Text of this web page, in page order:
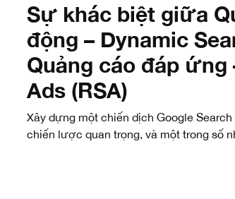
Sự khác biệt giữa
động – Dynamic
Quảng cáo đáp ứng
Ads (RSA)
Xây dựng một chiến dịch Google
chiến lược quan trọng, và một trong số